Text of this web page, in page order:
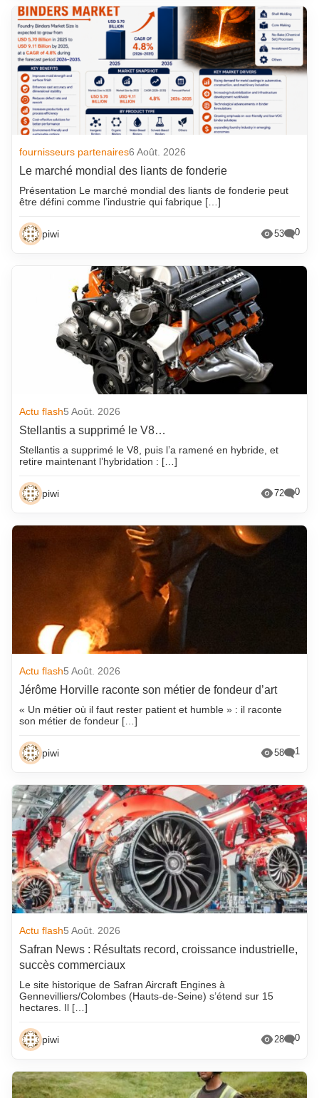
fournisseurs partenaires6 Août. 2026
Le marché mondial des liants de fonderie
Présentation Le marché mondial des liants de fonderie peut
être défini comme l’industrie qui fabrique […]
piwi 53 0
Actu flash5 Août. 2026
Stellantis a supprimé le V8…
Stellantis a supprimé le V8, puis l’a ramené en hybride, et
retire maintenant l’hybridation : […]
piwi 72 0
Actu flash5 Août. 2026
Jérôme Horville raconte son métier de fondeur d’art
« Un métier où il faut rester patient et humble » : il raconte
son métier de fondeur […]
piwi 58 1
Actu flash5 Août. 2026
Safran News : Résultats record, croissance industrielle,
succès commerciaux
Le site historique de Safran Aircraft Engines à
Gennevilliers/Colombes (Hauts-de-Seine) s’étend sur 15
hectares. Il […]
piwi 28 0